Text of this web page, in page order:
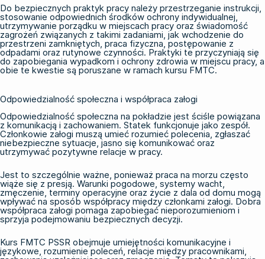
Do bezpiecznych praktyk pracy należy przestrzeganie instrukcji,
stosowanie odpowiednich środków ochrony indywidualnej,
utrzymywanie porządku w miejscach pracy oraz świadomość
zagrożeń związanych z takimi zadaniami, jak wchodzenie do
przestrzeni zamkniętych, praca fizyczna, postępowanie z
odpadami oraz rutynowe czynności. Praktyki te przyczyniają się
do zapobiegania wypadkom i ochrony zdrowia w miejscu pracy, a
obie te kwestie są poruszane w ramach kursu FMTC.
Odpowiedzialność społeczna i współpraca załogi
Odpowiedzialność społeczna na pokładzie jest ściśle powiązana
z komunikacją i zachowaniem. Statek funkcjonuje jako zespół.
Członkowie załogi muszą umieć rozumieć polecenia, zgłaszać
niebezpieczne sytuacje, jasno się komunikować oraz
utrzymywać pozytywne relacje w pracy.
Jest to szczególnie ważne, ponieważ praca na morzu często
wiąże się z presją. Warunki pogodowe, systemy wacht,
zmęczenie, terminy operacyjne oraz życie z dala od domu mogą
wpływać na sposób współpracy między członkami załogi. Dobra
współpraca załogi pomaga zapobiegać nieporozumieniom i
sprzyja podejmowaniu bezpiecznych decyzji.
Kurs FMTC PSSR obejmuje umiejętności komunikacyjne i
językowe, rozumienie poleceń, relacje między pracownikami,